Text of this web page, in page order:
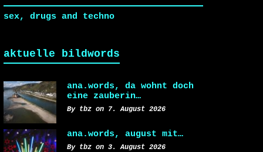
sex, drugs and techno
aktuelle bildwords
ana.words, da wohnt doch
eine zauberin…
By tbz on 7. August 2026
ana.words, august mit…
By tbz on 3. August 2026